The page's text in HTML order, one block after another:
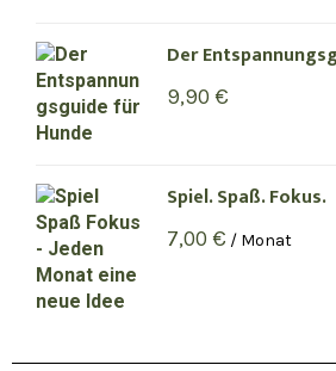
Der
9,90 €
Spiel. Spaß. Fokus.
7,00 € / Monat